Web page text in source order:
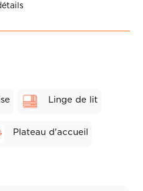
Linge de lit
Plateau d'accueil